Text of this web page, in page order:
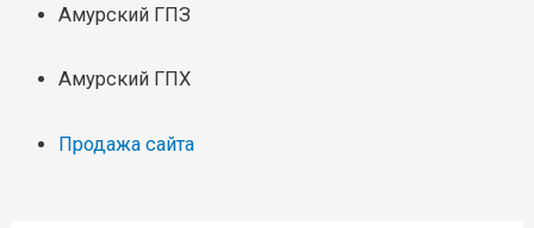
Амурский ГПЗ
Амурский ГПХ
Продажа сайта